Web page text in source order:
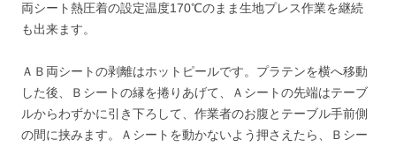
両シート熱圧着の設定温度170℃のまま生地プレス作業を継続
も出来ます。
ＡＢ両シートの剥離はホットピールです。プラテンを横へ移動
した後、Ｂシートの縁を捲りあげて、Ａシートの先端はテーブ
ルからわずかに引き下ろして、作業者のお腹とテーブル手前側
の間に挟みます。Ａシートを動かないよう押さえたら、Ｂシー